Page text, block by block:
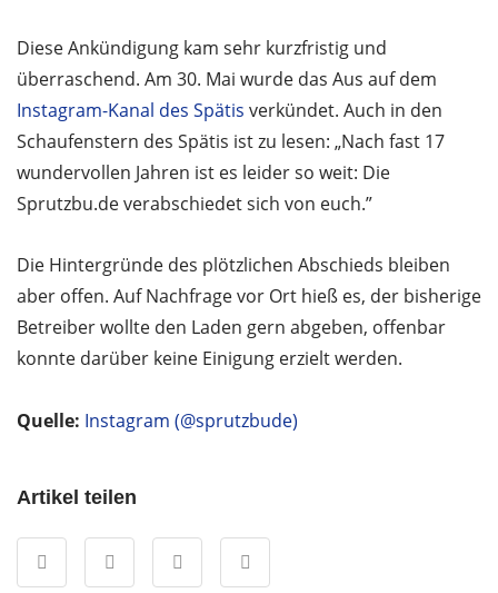
Diese Ankündigung kam sehr kurzfristig und
überraschend. Am 30. Mai wurde das Aus auf dem
Instagram-Kanal des Spätis verkündet. Auch in den
Schaufenstern des Spätis ist zu lesen: „Nach fast 17
wundervollen Jahren ist es leider so weit: Die
Sprutzbu.de verabschiedet sich von euch.”
Die Hintergründe des plötzlichen Abschieds bleiben
aber offen. Auf Nachfrage vor Ort hieß es, der bisherige
Betreiber wollte den Laden gern abgeben, offenbar
konnte darüber keine Einigung erzielt werden.
Quelle: Instagram (@sprutzbude)
Artikel teilen